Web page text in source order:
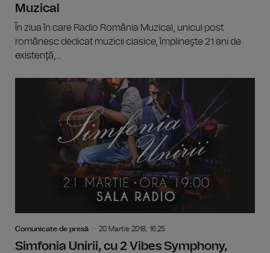
Muzical
În ziua în care Radio România Muzical, unicul post
românesc dedicat muzicii clasice, împlineşte 21 ani de
existenţă,...
Comunicate de presă 20 Martie 2018, 16:25
Simfonia Unirii, cu 2 Vibes Symphony,